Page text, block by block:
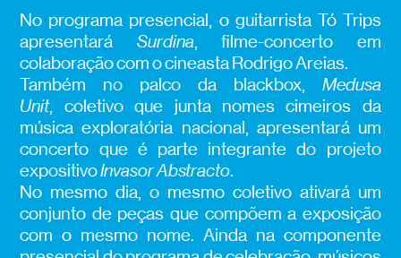
No programa presencial, o guitarrista Tó Trips
apresentará Surdina, filme-concerto em
colaboração com o cineasta Rodrigo Areias.
Também no palco da blackbox, Medusa
Unit, coletivo que junta nomes cimeiros da
música exploratória nacional, apresentará um
concerto que é parte integrante do projeto
expositivoInvasor Abstracto.
No mesmo dia, o mesmo coletivo ativará um
conjunto de peças que compõem a exposição
com o mesmo nome. Ainda na componente